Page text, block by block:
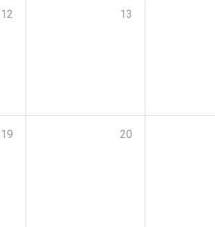
12 13
19 20